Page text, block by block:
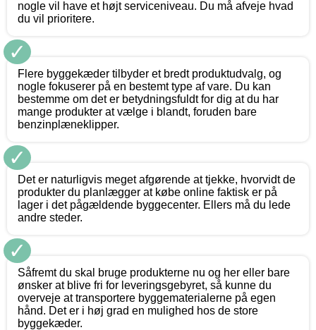
nogle vil have et højt serviceniveau. Du må afveje hvad
du vil prioritere.
✓
Flere byggekæder tilbyder et bredt produktudvalg, og
nogle fokuserer på en bestemt type af vare. Du kan
bestemme om det er betydningsfuldt for dig at du har
mange produkter at vælge i blandt, foruden bare
benzinplæneklipper.
✓
Det er naturligvis meget afgørende at tjekke, hvorvidt de
produkter du planlægger at købe online faktisk er på
lager i det pågældende byggecenter. Ellers må du lede
andre steder.
✓
Såfremt du skal bruge produkterne nu og her eller bare
ønsker at blive fri for leveringsgebyret, så kunne du
overveje at transportere byggematerialerne på egen
hånd. Det er i høj grad en mulighed hos de store
byggekæder.